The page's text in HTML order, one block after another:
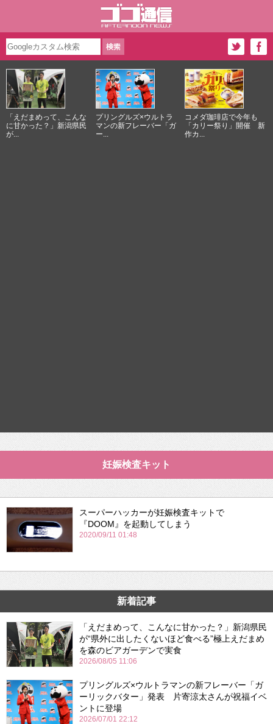
「えだまめって、こんな
に甘かった？」新潟県民
が...
プリングルズ×ウルトラ
マンの新フレーバー「ガ
ー...
コメダ珈琲店で今年も
「カリー祭り」開催 新
作カ...
妊娠検査キット
スーパーハッカーが妊娠検査キットで
『DOOM』を起動してしまう
2020/09/11 01:48
新着記事
「えだまめって、こんなに甘かった？」新潟県民
が“県外に出したくないほど食べる”極上えだまめ
を森のビアガーデンで実食
2026/08/05 11:06
プリングルズ×ウルトラマンの新フレーバー「ガ
ーリックバター」発表 片寄涼太さんが祝福イベ
ントに登場
2026/07/01 22:12